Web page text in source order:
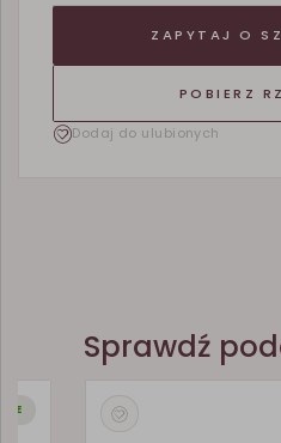
ZAPYTAJ O
POBIERZ
Dodaj do ulubionych
Sprawdź